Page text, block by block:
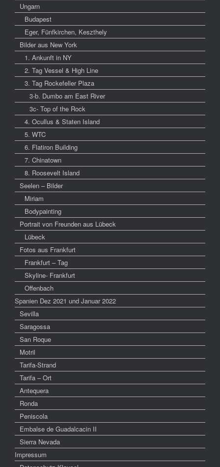
Ungarn
Budapest
Eger, Fünfkirchen, Keszthely
Bilder aus New York
1. Ankunft in NY
2. Tag Vessel & High Line
3. Tag Rockefeller Plaza
3-b. Dumbo am East River
3c- Top of the Rock
4. Ocullus & Staten Island
5. WTC
6. Flatiron Building
7. Chinatown
8. Roosevelt Island
Seelen – Bilder
Miriam
Bodypainting
Portrait von Freunden aus Lübeck
Lübeck
Fotos aus Frankfurt
Frankfurt – Tag
Skyline- Frankfurt
Offenbach
Spanien Dez 2021 und Januar 2022
Sevilla
Saragossa
San Roque
Motril
Tarifa-Strand
Tarifa – Ort
Antequera
Ronda
Peniscola
Embalse de Guadalcacin II
Sierra Nevada
Impressum